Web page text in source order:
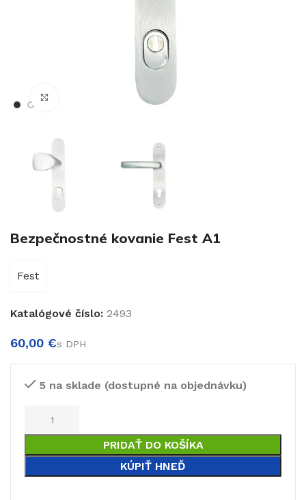
Klikni pre zväčšenie
Bezpečnostné kovanie Fest A1
Fest
Katalógové číslo: 2493
€
5 na sklade (dostupné na objednávku)
PRIDAŤ DO KOŠÍKA
KÚPIŤ HNEĎ
€